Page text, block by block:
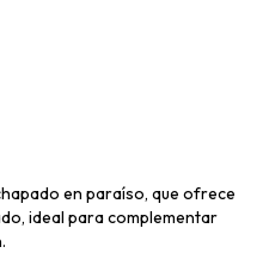
en paraíso, que ofrece
ideal para complementar